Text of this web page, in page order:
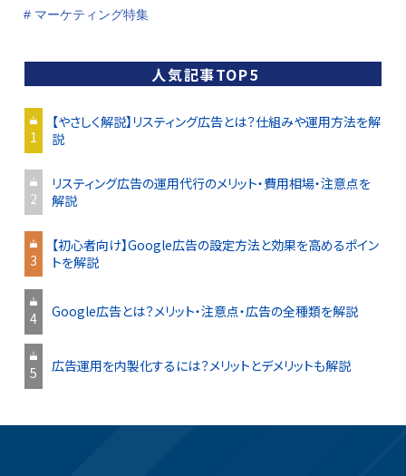
# マーケティング特集
人気記事TOP5
1
【やさしく解説】リスティング広告とは？仕組みや運用方法を解
説
2
リスティング広告の運用代行のメリット・費用相場・注意点を
解説
3
【初心者向け】Google広告の設定方法と効果を高めるポイン
トを解説
4 Google広告とは？メリット・注意点・広告の全種類を解説
5 広告運用を内製化するには？メリットとデメリットも解説